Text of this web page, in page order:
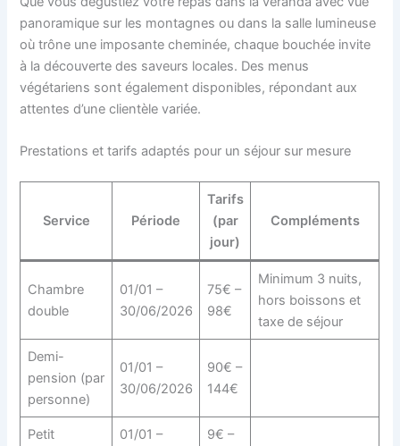
panoramique sur les montagnes ou dans la salle lumineuse
où trône une imposante cheminée, chaque bouchée invite
à la découverte des saveurs locales. Des menus
végétariens sont également disponibles, répondant aux
attentes d’une clientèle variée.
Prestations et tarifs adaptés pour un séjour sur mesure
Service Période
Tarifs
(par
jour)
Compléments
Chambre
double
01/01 –
30/06/2026
75€ –
98€
Minimum 3 nuits,
hors boissons et
taxe de séjour
Demi-
pension (par
personne)
01/01 –
30/06/2026
90€ –
144€
Petit
01/01 –
9€ –